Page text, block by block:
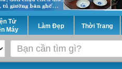
Tử
Máy
Làm Đẹp Thời Trang